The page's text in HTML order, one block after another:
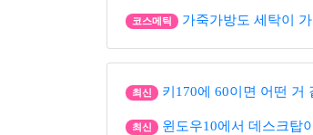
코스메틱 가죽가방도 세탁이
최신 키170에 60이면 어떤 거
최신 윈도우10에서 데스크탑